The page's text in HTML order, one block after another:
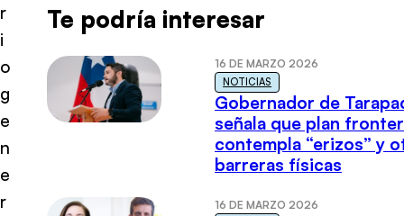
r
i
o
g
e
n
e
r
Te podría interesar
16 DE MARZO 2026
NOTICIAS
Gobernador de
señala que plan
contempla “erizos” y
barreras físicas
16 DE MARZO 2026